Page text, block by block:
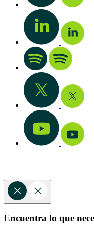
Encuentra lo que